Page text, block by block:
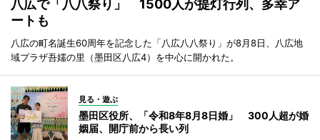
八広で「八八祭り」 1500人が提灯行列、多幸ア
ートも
八広の町名誕生60周年を記念した「八広八八祭り」が8月8日、八広地
域プラザ吾嬬の里（墨田区八広4）を中心に開かれた。
見る・遊ぶ
墨田区役所、「令和8年8月8日婚」 300人超が婚
姻届、開庁前から長い列